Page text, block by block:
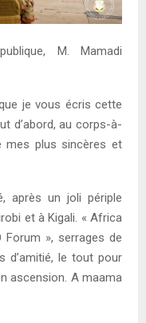
M. Mamadi
je vous écris cette
d’abord, au corps-à-
mes plus sincères et
après un joli périple
et à Kigali. « Africa
», serrages de
d’amitié, le tout pour
ascension. A maama